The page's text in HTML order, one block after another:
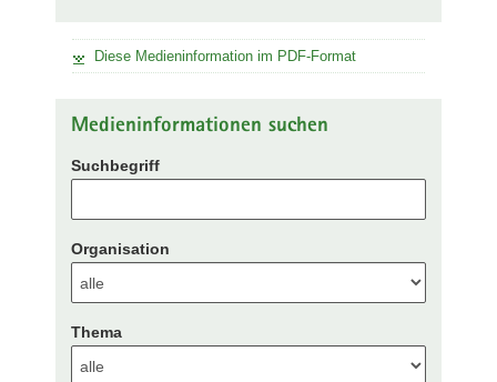
Diese Medieninformation im PDF-Format
Medieninformationen suchen
Suchbegriff
Organisation
Thema